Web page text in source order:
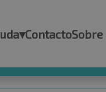
▾ContactoSobre